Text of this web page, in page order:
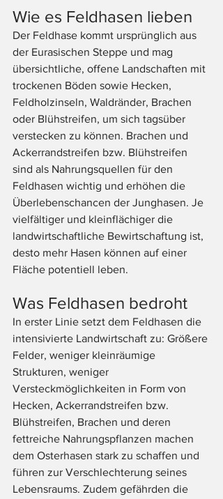
Wie es Feldhasen lieben
Der Feldhase kommt ursprünglich aus
der Eurasischen Steppe und mag
übersichtliche, offene Landschaften mit
trockenen Böden sowie Hecken,
Feldholzinseln, Waldränder, Brachen
oder Blühstreifen, um sich tagsüber
verstecken zu können. Brachen und
Ackerrandstreifen bzw. Blühstreifen
sind als Nahrungsquellen für den
Feldhasen wichtig und erhöhen die
Überlebenschancen der Junghasen. Je
vielfältiger und kleinflächiger die
landwirtschaftliche Bewirtschaftung ist,
desto mehr Hasen können auf einer
Fläche potentiell leben.
Was Feldhasen bedroht
In erster Linie setzt dem Feldhasen die
intensivierte Landwirtschaft zu: Größere
Felder, weniger kleinräumige
Strukturen, weniger
Versteckmöglichkeiten in Form von
Hecken, Ackerrandstreifen bzw.
Blühstreifen, Brachen und deren
fettreiche Nahrungspflanzen machen
dem Osterhasen stark zu schaffen und
führen zur Verschlechterung seines
Lebensraums. Zudem gefährden die